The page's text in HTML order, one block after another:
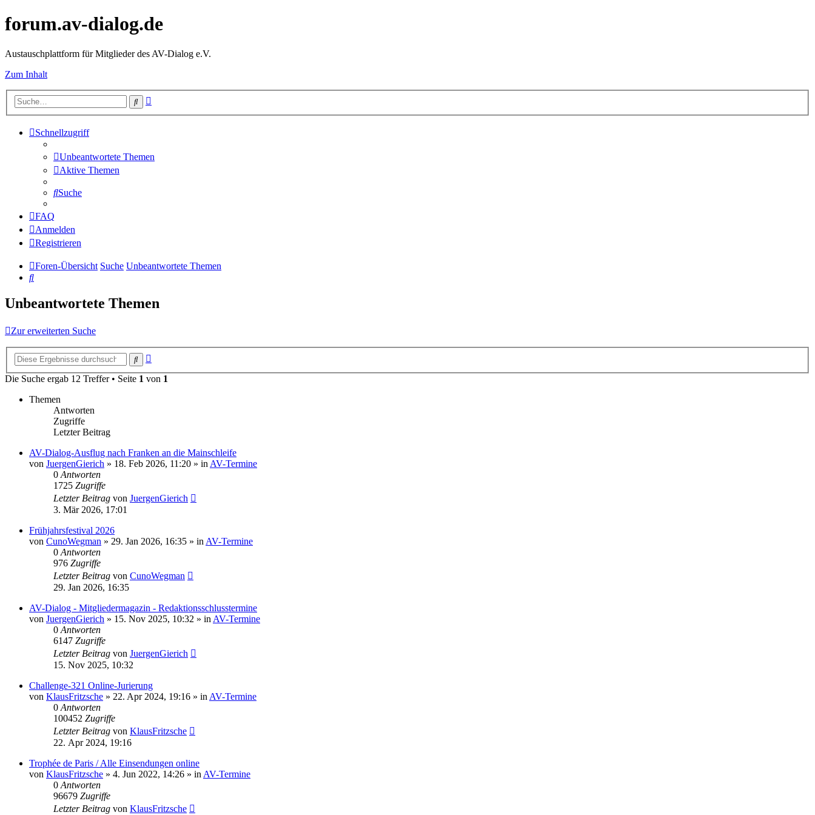
forum.av-dialog.de
Austauschplattform für Mitglieder des AV-Dialog e.V.
Zum Inhalt
Suche
Schnellzugriff
Unbeantwortete Themen
Aktive Themen
Suche
FAQ
Anmelden
Registrieren
Foren-Übersicht Suche Unbeantwortete Themen
Suche
Unbeantwortete Themen
Zur erweiterten Suche
Suche
Die Suche ergab 12 Treffer • Seite 1 von 1
Themen
Antworten
Zugriffe
Letzter Beitrag
AV-Dialog-Ausflug nach Franken an die Mainschleife
von JuergenGierich » 18. Feb 2026, 11:20 » in AV-Termine
0 Antworten
1725 Zugriffe
Letzter Beitrag von JuergenGierich
3. Mär 2026, 17:01
Frühjahrsfestival 2026
von CunoWegman » 29. Jan 2026, 16:35 » in AV-Termine
0 Antworten
976 Zugriffe
Letzter Beitrag von CunoWegman
29. Jan 2026, 16:35
AV-Dialog - Mitgliedermagazin - Redaktionsschlusstermine
von JuergenGierich » 15. Nov 2025, 10:32 » in AV-Termine
0 Antworten
6147 Zugriffe
Letzter Beitrag von JuergenGierich
15. Nov 2025, 10:32
Challenge-321 Online-Jurierung
von KlausFritzsche » 22. Apr 2024, 19:16 » in AV-Termine
0 Antworten
100452 Zugriffe
Letzter Beitrag von KlausFritzsche
22. Apr 2024, 19:16
Trophée de Paris / Alle Einsendungen online
von KlausFritzsche » 4. Jun 2022, 14:26 » in AV-Termine
0 Antworten
96679 Zugriffe
Letzter Beitrag von KlausFritzsche